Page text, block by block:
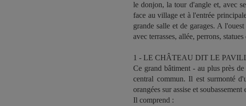
le donjon, la tour d'angle et, avec
face au village et à l'entrée
grande salle et de garages. A
avec terrasses, allée, perrons,
1 - LE CHÂTEAU DIT LE
Ce grand bâtiment - au plus près
central commun. Il est surmonté
orangées sur assise et
Il comprend :